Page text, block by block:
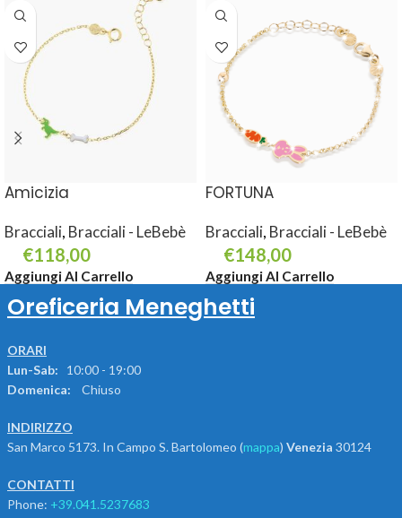
Amicizia
Bracciali, Bracciali - LeBebè
€118,00
Aggiungi Al Carrello
FORTUNA
Bracciali, Bracciali - LeBebè
€148,00
Aggiungi Al Carrello
Oreficeria Meneghetti
ORARI
Lun-Sab: 10:00 - 19:00
Domenica:
Chiuso
INDIRIZZO
San Marco 5173. In Campo S. Bartolomeo (mappa) Venezia 30124
CONTATTI
Phone: +39.041.5237683